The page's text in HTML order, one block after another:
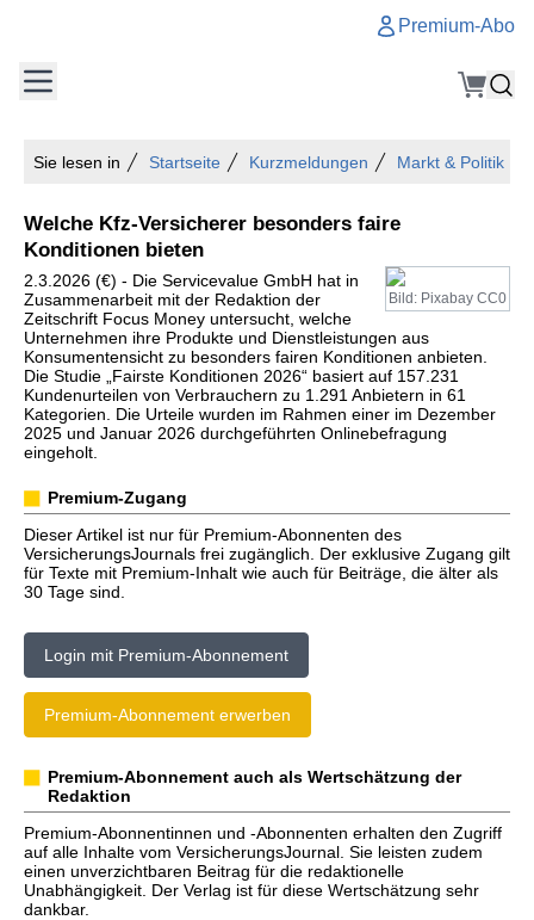
Premium-Abo
Sie lesen in Startseite Kurzmeldungen Markt & Politik
Welche Kfz-Versicherer besonders faire
Konditionen bieten
Bild: Pixabay CC0
2.3.2026 (€) - Die Servicevalue GmbH hat in
Zusammenarbeit mit der Redaktion der
Zeitschrift Focus Money untersucht, welche
Unternehmen ihre Produkte und Dienstleistungen aus
Konsumentensicht zu besonders fairen Konditionen anbieten.
Die Studie „Fairste Konditionen 2026“ basiert auf 157.231
Kundenurteilen von Verbrauchern zu 1.291 Anbietern in 61
Kategorien. Die Urteile wurden im Rahmen einer im Dezember
2025 und Januar 2026 durchgeführten Onlinebefragung
eingeholt.
Premium-Zugang
Dieser Artikel ist nur für Premium-Abonnenten des
VersicherungsJournals frei zugänglich. Der exklusive Zugang gilt
für Texte mit Premium-Inhalt wie auch für Beiträge, die älter als
30 Tage sind.
Login mit Premium-Abonnement
Premium-Abonnement erwerben
Premium-Abonnement auch als Wertschätzung der
Redaktion
Premium-Abonnentinnen und -Abonnenten erhalten den Zugriff
auf alle Inhalte vom VersicherungsJournal. Sie leisten zudem
einen unverzichtbaren Beitrag für die redaktionelle
Unabhängigkeit. Der Verlag ist für diese Wertschätzung sehr
dankbar.